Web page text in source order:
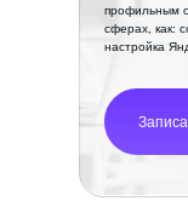
профильным
сферах, как:
настройка